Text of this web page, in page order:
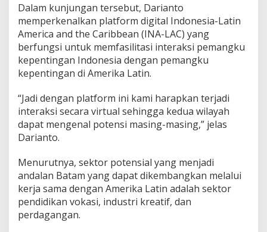
Dalam kunjungan tersebut, Darianto
memperkenalkan platform digital Indonesia-Latin
America and the Caribbean (INA-LAC) yang
berfungsi untuk memfasilitasi interaksi pemangku
kepentingan Indonesia dengan pemangku
kepentingan di Amerika Latin.
“Jadi dengan platform ini kami harapkan terjadi
interaksi secara virtual sehingga kedua wilayah
dapat mengenal potensi masing-masing,” jelas
Darianto.
Menurutnya, sektor potensial yang menjadi
andalan Batam yang dapat dikembangkan melalui
kerja sama dengan Amerika Latin adalah sektor
pendidikan vokasi, industri kreatif, dan
perdagangan.